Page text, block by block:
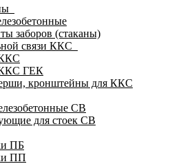
заборов (стаканы)
связи ККС
ГЕК
кронштейны для ККС
СВ
для стоек СВ
ПБ
ПП